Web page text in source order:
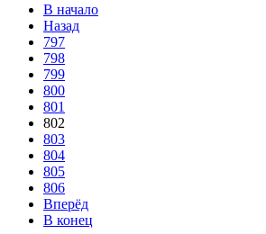
В начало
Назад
797
798
799
800
801
802
803
804
805
806
Вперёд
В конец